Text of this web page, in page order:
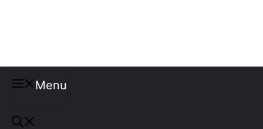
Menu